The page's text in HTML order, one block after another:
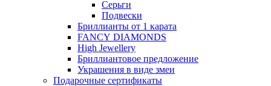
Серьги
Подвески
Бриллианты от 1 карата
FANCY DIAMONDS
High Jewellery
Бриллиантовое предложение
Украшения в виде змеи
Подарочные сертификаты